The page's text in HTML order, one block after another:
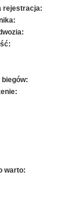
rejestracja:
warto: